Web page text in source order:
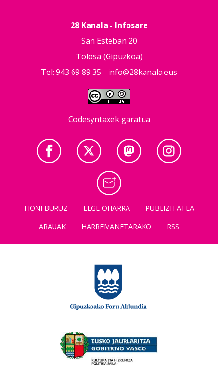
28 Kanala - Infosare
San Esteban 20
Tolosa (Gipuzkoa)
Tel: 943 69 89 35 - info@28kanala.eus
Codesyntaxek garatua
HONI BURUZ LEGE OHARRA
PUBLIZITATEA
ARAUAK
HARREMANETARAKO RSS